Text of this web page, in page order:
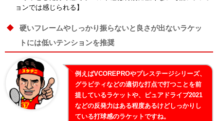
ョンでは感じられる】
硬いフレームやしっかり振らないと良さが出ないラケッ
トには低いテンションを推奨
例えばVCOREPROやプレステージシリーズ、
グラビティなどの適切な打点で打つことを前
提しているラケットや、ピュアドライブ2021
などの反発力はある程度あるけどしっかりし
ている打球感のラケットですね。